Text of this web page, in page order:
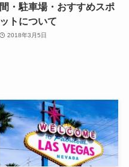
間・駐車場・おすすめスポ
ットについて
2018年3月5日